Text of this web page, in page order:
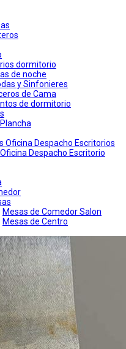
dormitorio
de noche
y Sinfonieres
de Cama
de dormitorio
Oficina Despacho Escritorios
Despacho Escritorio
Mesas de Comedor Salon
Mesas de Centro